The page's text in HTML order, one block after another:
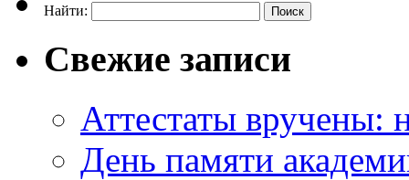
Найти:
Свежие записи
Аттестаты вручены:
День памяти